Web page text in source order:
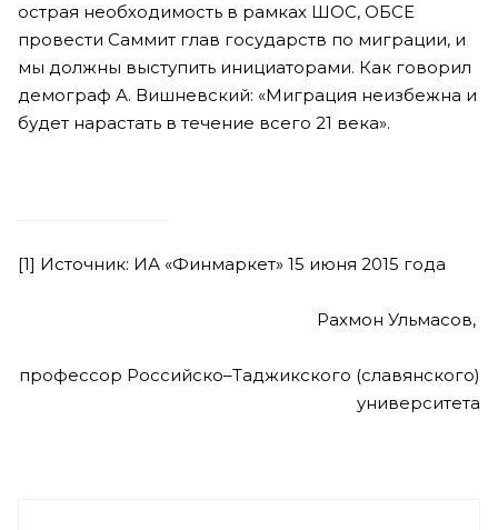
острая необходимость в рамках ШОС, ОБСЕ
провести Саммит глав государств по миграции, и
мы должны выступить инициаторами. Как говорил
демограф А. Вишневский: «Миграция неизбежна и
будет нарастать в течение всего 21 века».
[1] Источник: ИА «Финмаркет» 15 июня 2015 года
Рахмон Ульмасов,
профессор Российско–Таджикского (славянского)
университета